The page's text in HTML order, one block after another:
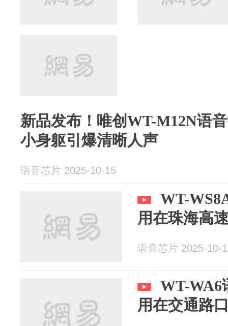
新品发布！唯创WT-M12N语
小身躯引爆清晰人声
语音芯片 2025-10-15
WT-
用在珠海高
语音芯片 2025-10-
WT-WA6
用在交通路